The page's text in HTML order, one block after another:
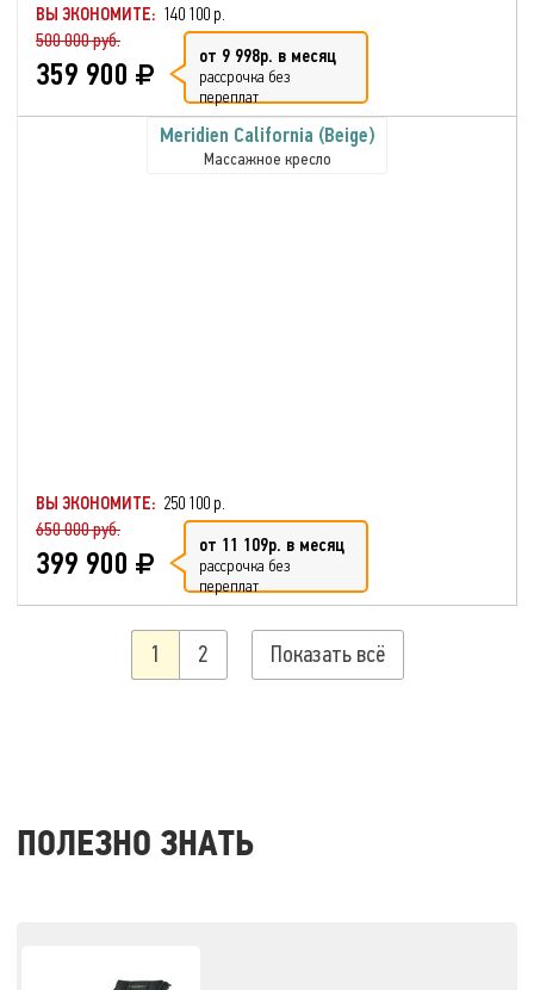
ВЫ ЭКОНОМИТЕ: 140 100 р.
500 000 руб.
359 900 от 9 998р. в месяц
рассрочка без
переплат
Meridien California (Beige)
Массажное кресло
ВЫ ЭКОНОМИТЕ: 250 100 р.
650 000 руб.
399 900 от 11 109р. в месяц
рассрочка без
переплат
1 2 Показать всё
ПОЛЕЗНО ЗНАТЬ